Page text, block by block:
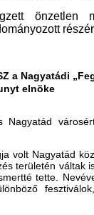
önzetlen
a
elnöke
volt Nagyatád
területén váltak
tette.